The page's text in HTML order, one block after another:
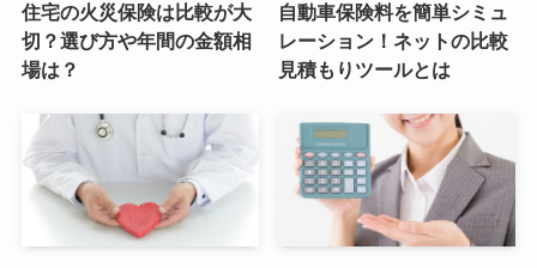
住宅の火災保険は比較が大
切？選び方や年間の金額相
場は？
自動車保険料を簡単シミュ
レーション！ネットの比較
見積もりツールとは